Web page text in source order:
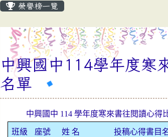
榮譽榜一覽
中興國中114學年度寒
名單
中興國中 114 學年度寒來書往閱讀心得
班級 座號 姓 名 投稿心得書目